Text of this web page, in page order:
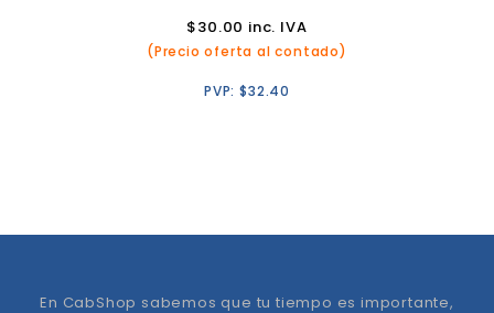
$30.00 inc. IVA
(Precio oferta al contado)
PVP:$32.40
En CabShop sabemos que tu tiempo es importante,